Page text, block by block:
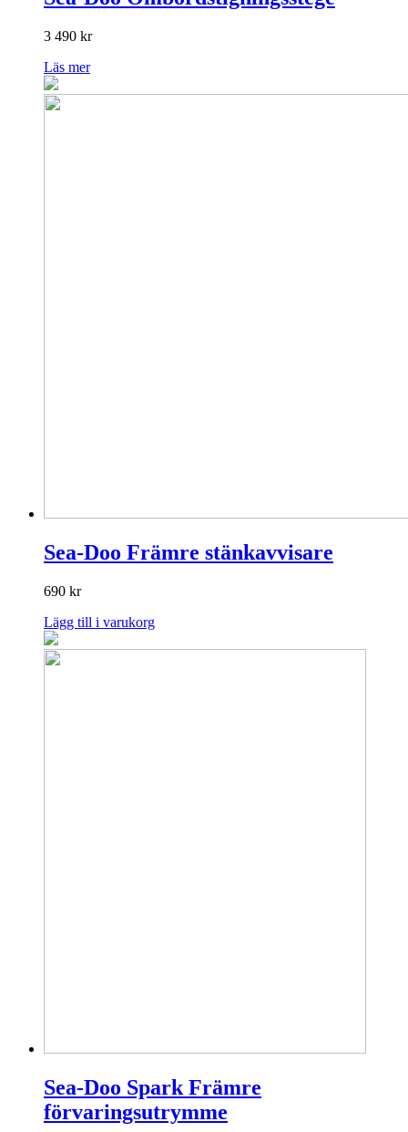
3 490 kr
Läs mer
Sea-Doo Främre stänkavvisare
690 kr
Lägg till i varukorg
Sea-Doo Spark Främre
förvaringsutrymme